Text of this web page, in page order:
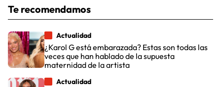
Te recomendamos
Actualidad
¿Karol G está embarazada? Estas son todas las
veces que han hablado de la supuesta
maternidad de la artista
Actualidad